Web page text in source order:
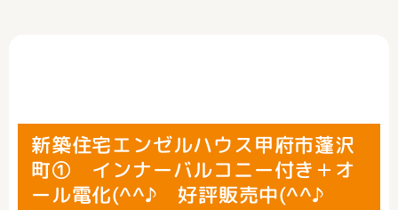
新築住宅エンゼルハウス甲府市蓬沢
町① インナーバルコニー付き＋オ
ール電化(^^♪ 好評販売中(^^♪